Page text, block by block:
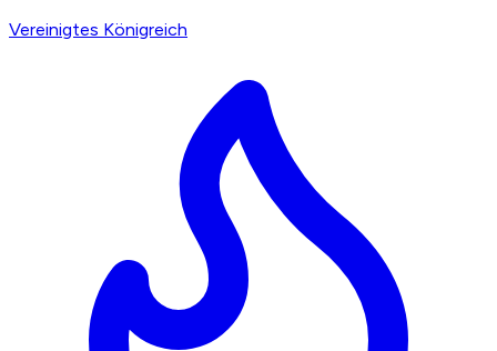
Vereinigtes Königreich